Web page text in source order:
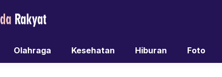
Olahraga Kesehatan Hiburan Foto